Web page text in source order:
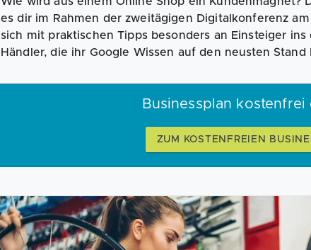
es dir im Rahmen der zweitägigen Digitalkonferenz
sich mit praktischen Tipps besonders an Einsteiger
Händler, die ihr Google Wissen auf den neusten Stand
Businessplan kostenfrei
ZUM KOSTENFREIEN